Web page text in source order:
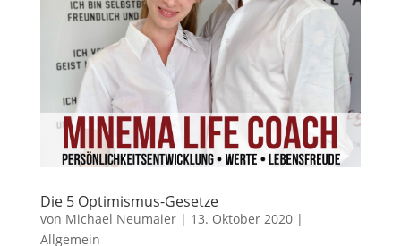
Die 5 Optimismus-Gesetze
von Michael Neumaier| 13. Oktober 2020|
Allgemein